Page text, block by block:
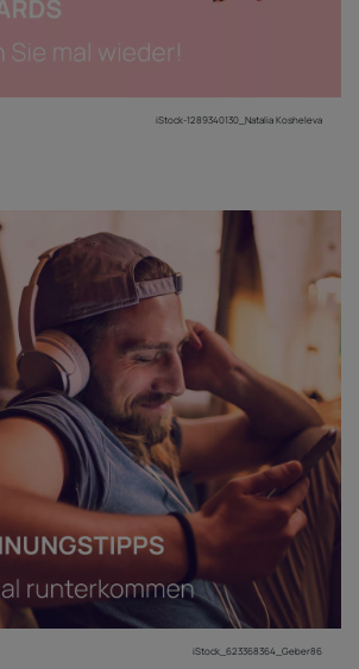
iStock-1289340130_Natalia Kosheleva
iStock_623368364_Geber86